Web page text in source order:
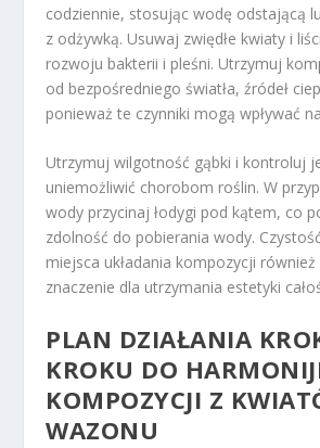
codziennie, stosując wodę odstającą
z odżywką. Usuwaj zwiędłe kwiaty i
rozwoju bakterii i pleśni. Utrzymuj
od bezpośredniego światła, źródeł
ponieważ te czynniki mogą wpływać
Utrzymuj wilgotność gąbki i kontroluj
uniemożliwić chorobom roślin. W
wody przycinaj łodygi pod kątem, co
zdolność do pobierania wody.
miejsca układania kompozycji
znaczenie dla utrzymania estetyki
PLAN DZIAŁANIA
KROKU DO
KOMPOZYCJI Z
WAZONU